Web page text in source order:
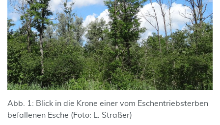
Abb. 1: Blick in die Krone einer vom Eschentriebsterben
befallenen Esche (Foto: L. Straßer)